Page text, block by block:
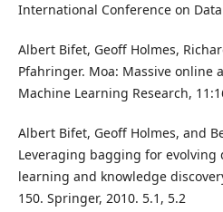
International Conference on
Albert Bifet, Geoff Holmes,
Pfahringer. Moa: Massive online
Machine Learning Research,
Albert Bifet, Geoff Holmes, and
Leveraging bagging for evolving
learning and knowledge
150. Springer, 2010. 5.1, 5.2